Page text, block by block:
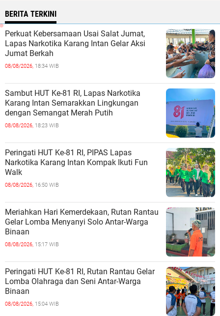
BERITA TERKINI
Perkuat Kebersamaan Usai Salat Jumat,
Lapas Narkotika Karang Intan Gelar Aksi
Jumat Berkah
08/08/2026, 18:34 WIB
Sambut HUT Ke-81 RI, Lapas Narkotika
Karang Intan Semarakkan Lingkungan
dengan Semangat Merah Putih
08/08/2026, 18:23 WIB
Peringati HUT Ke-81 RI, PIPAS Lapas
Narkotika Karang Intan Kompak Ikuti Fun
Walk
08/08/2026, 16:50 WIB
Meriahkan Hari Kemerdekaan, Rutan Rantau
Gelar Lomba Menyanyi Solo Antar-Warga
Binaan
08/08/2026, 15:17 WIB
Peringati HUT Ke-81 RI, Rutan Rantau Gelar
Lomba Olahraga dan Seni Antar-Warga
Binaan
08/08/2026, 15:04 WIB